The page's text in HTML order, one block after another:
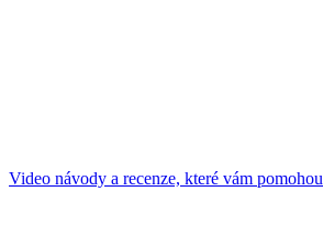
Video návody a recenze, které vám pomohou